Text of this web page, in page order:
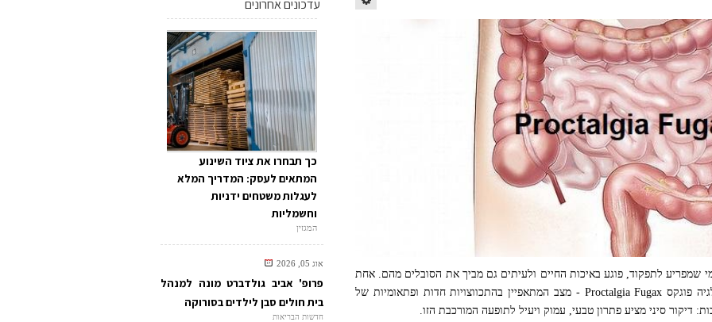
שמפריע לתפקוד, פוגע באיכות החיים ולעיתים גם מביך את הסובלים מהם. אחת
הסיבות השכיחות לכאבים כאלו היא פרוקטלגיה פוגקס Proctalgia Fugax - מצב המתאפיין בהתכווצויות חדות ופתאומיות של
דיקור סיני מציע פתרון טבעי, עמוק ויעיל לתופעה המורכבת הזו.
עדכונים אחרונים
כך תבחרו את ציוד השינוע
המתאים לעסק: המדריך המלא
לעגלות משטחים ידניות
וחשמליות
המגזין
אוג 05, 2026
פרופ' אביב גולדברט מונה למנהל
בית חולים סבן לילדים בסורוקה
חדשות הבריאות